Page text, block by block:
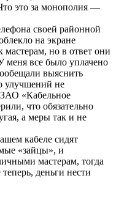
это за монополия —
своей районной
на экране
мастерам, но в ответ они
меня все было уплачено
выяснить
улучшений не
«Кабельное
что обязательно
а меры так и не
кабеле сидят
«зайцы», и
мастерам, тогда
деньги нести